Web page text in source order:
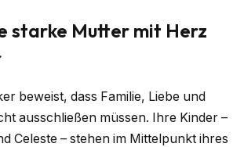
starke Mutter mit Herz
beweist, dass Familie, Liebe und
ausschließen müssen. Ihre Kinder –
Celeste – stehen im Mittelpunkt ihres